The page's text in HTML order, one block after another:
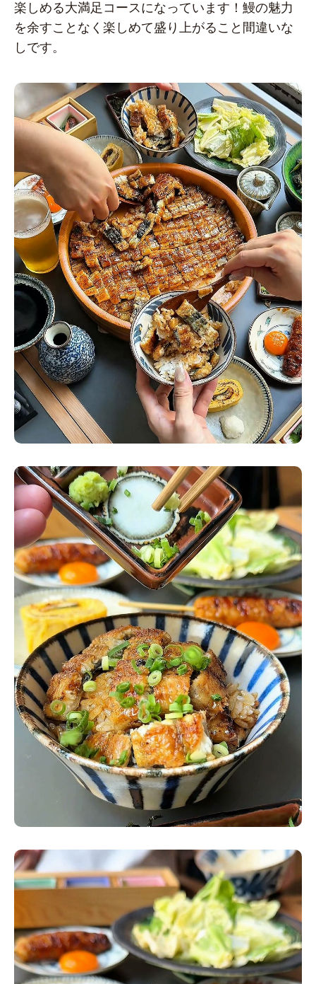
楽しめる大満足コースになっています！鰻の魅力
を余すことなく楽しめて盛り上がること間違いな
しです。